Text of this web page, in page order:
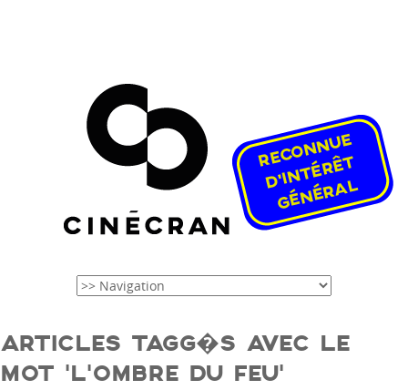
ARTICLES TAGG�S AVEC LE
MOT ‘L’OMBRE DU FEU’